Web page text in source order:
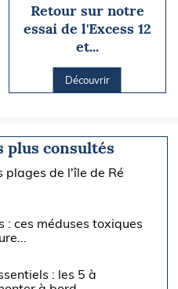
Retour sur notre
essai de l'Excess 12
et...
Découvrir
plus consultés
plages de l'île de Ré
: ces méduses toxiques
: les 5 à